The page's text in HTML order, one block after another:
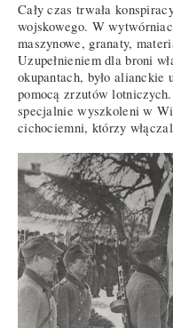
Cały czas trwała
wojskowego. W
maszynowe, granaty,
Uzupełnieniem dla broni
okupantach, było alianckie
pomocą zrzutów
specjalnie wyszkoleni w
cichociemni, którzy